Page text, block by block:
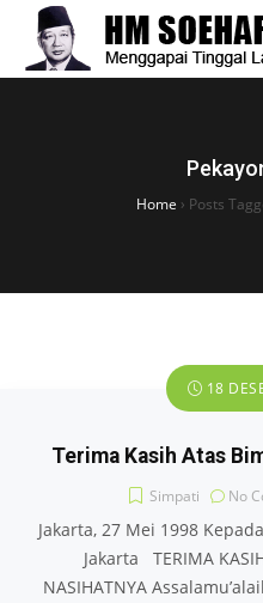
Home › Posts
18
Terima Kasih Atas
Simpati No
Jakarta, 27 Mei 1998
Jakarta TERIMA
NASIHATNYA